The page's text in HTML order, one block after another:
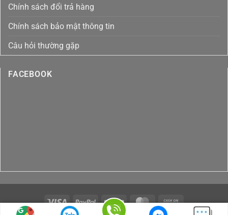
Chính sách đổi trả hàng
Chính sách bảo mật thông tin
Câu hỏi thường gặp
FACEBOOK
Visa PayPal Stripe MasterCardCash